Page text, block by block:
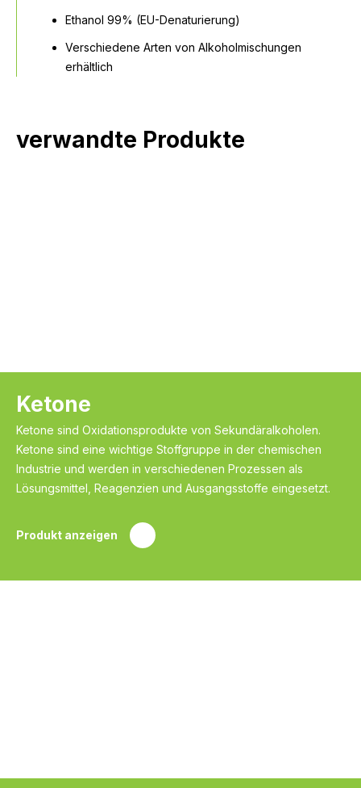
Ethanol 99% (EU-Denaturierung)
Verschiedene Arten von Alkoholmischungen
erhältlich
verwandte Produkte
Ketone
Ketone sind Oxidationsprodukte von Sekundäralkoholen.
Ketone sind eine wichtige Stoffgruppe in der chemischen
Industrie und werden in verschiedenen Prozessen als
Lösungsmittel, Reagenzien und Ausgangsstoffe eingesetzt.
Produkt anzeigen